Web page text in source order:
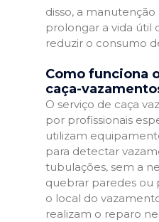
disso, a
prolongar a vida útil
reduzir o consumo
Como funciona
caça-
O serviço de caça
por profissionais
utilizam
para detectar
tubulações, sem a
quebrar paredes ou
o local do
realizam o reparo